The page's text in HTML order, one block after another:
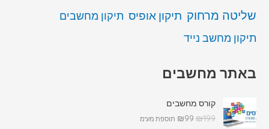
שליטה מרחוק תיקון אופיס תיקון מחשבים
תיקון מחשב נייד
באתר מחשבים
קורס מחשבים
₪199
₪99 תוספת מע"מ